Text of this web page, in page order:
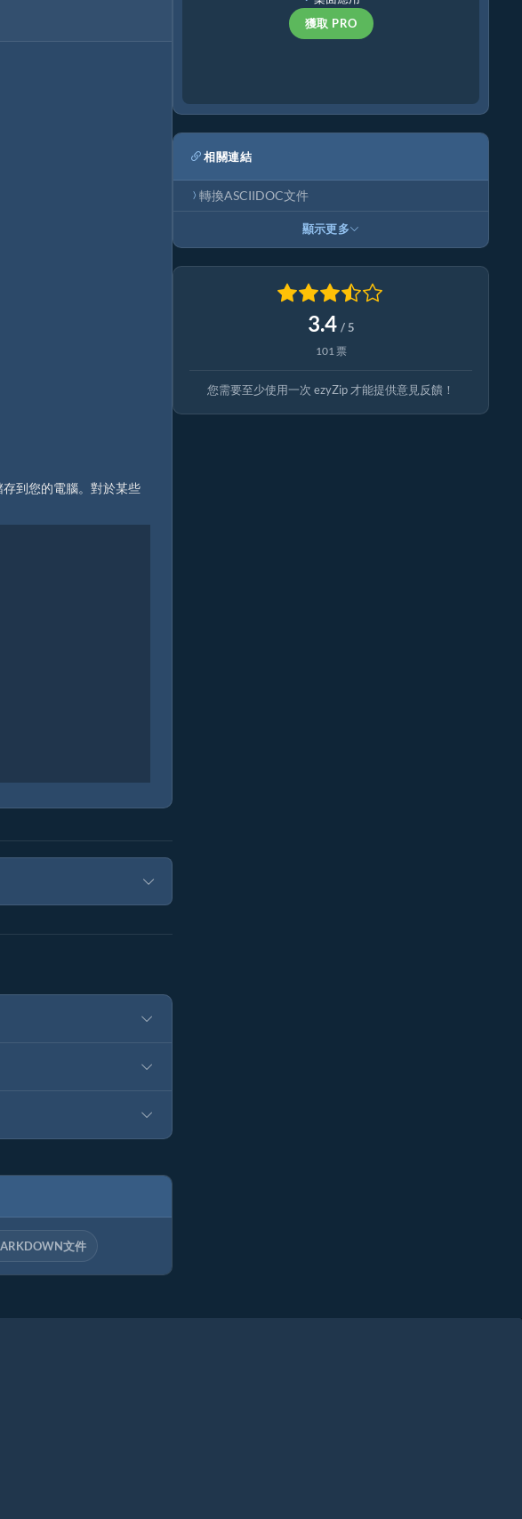
到您的電腦。對於某些
文件
獲取 PRO
相關連結
轉換ASCIIDOC文件
顯示更多
3.4 / 5
101 票
您需要至少使用一次 ezyZip 才能提供意見反饋！